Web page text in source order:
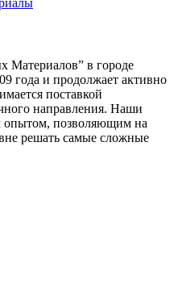
Материалов” в городе
года и продолжает активно
поставкой
направления. Наши
опытом, позволяющим на
решать самые сложные